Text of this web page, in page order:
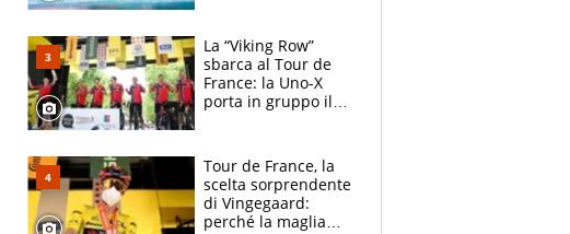
mirino
La “Viking Row”
sbarca al Tour de
France: la Uno-X
porta in gruppo il
compagni
Tour de France, la
scelta sorprendente
di Vingegaard:
perché la maglia